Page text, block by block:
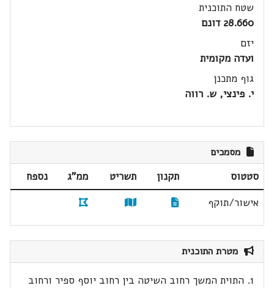
שטח התוכנית
28.660 דונם
יזם
ועדה מקומית
גוף מתכנן
י. פינצי, ש. רווה
מסמכים
סטטוס תקנון תשריט ממ"ג
נספח
אישור/תוקף
מטרת התוכנית
1. התוית המשך רחוב השיטה בין רחוב יוסף ספיר ורחוב